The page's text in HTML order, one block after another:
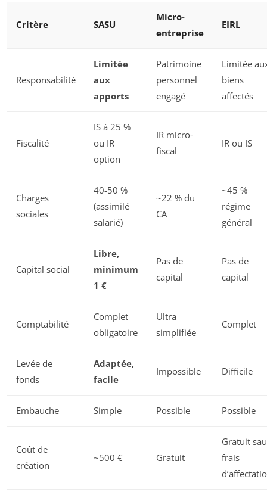
Critère SASU
Micro-
entreprise
EIRL
Responsabilité
Limitée
aux
apports
Patrimoine
personnel
engagé
Limitée
biens
affectés
Fiscalité
IS à 25 %
ou IR
option
IR micro-
fiscal
IR ou IS
Charges
sociales
40-50 %
(assimilé
salarié)
~22 % du
CA
~45 %
régime
général
Capital social
Libre,
minimum
1 €
Pas de
capital
Pas de
capital
Comptabilité
Complet
obligatoire
Ultra
simplifiée
Complet
Levée de
fonds
Adaptée,
facile
Impossible Difficile
Embauche Simple Possible Possible
Coût de
création
~500 € Gratuit
Gratuit
frais